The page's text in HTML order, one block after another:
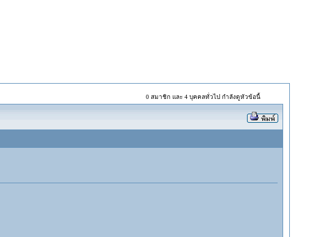
0 สมาชิก และ 4 บุคคลทั่วไป กำลังดูหัวข้อนี้